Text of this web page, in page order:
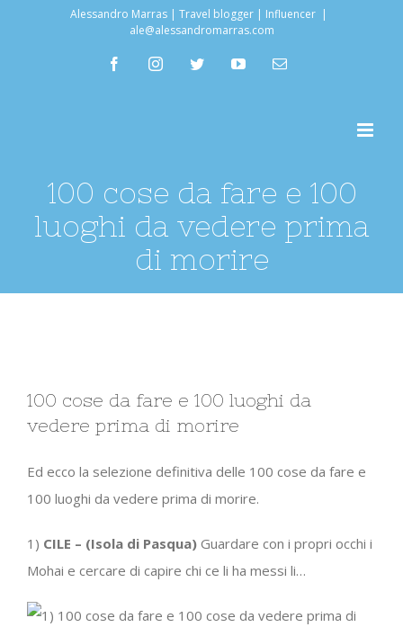
Alessandro Marras | Travel blogger | Influencer |
ale@alessandromarras.com
facebookinstagramtwitter youtubeEmail
100 cose da fare e 100
luoghi da vedere prima
di morire
immagine
100 cose da fare e 100 luoghi da
vedere prima di morire
Ed ecco la selezione definitiva delle 100 cose da fare e
100 luoghi da vedere prima di morire.
1) CILE – (Isola di Pasqua) Guardare con i propri occhi i
Mohai e cercare di capire chi ce li ha messi li…